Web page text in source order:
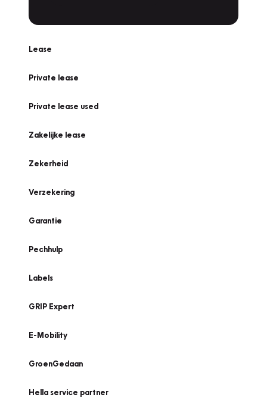
Lease
Private lease
Private lease used
Zakelijke lease
Zekerheid
Verzekering
Garantie
Pechhulp
Labels
GRIP Expert
E-Mobility
GroenGedaan
Hella service partner